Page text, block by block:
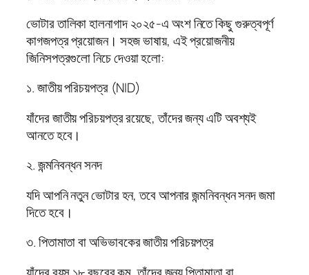
ভোটার তালিকা হালনাগাদ ২০২৫-এ অংশ নিতে কিছু গুরুত্বপূর্ণ
কাগজপত্র প্রয়োজন। সহজ ভাষায়, এই প্রয়োজনীয়
জিনিসপত্রগুলো নিচে দেওয়া হলো:
১. জাতীয় পরিচয়পত্র (NID)
যাঁদের জাতীয় পরিচয়পত্র রয়েছে, তাঁদের জন্য এটি অবশ্যই
আনতে হবে।
২. জন্মনিবন্ধন সনদ
যদি আপনি নতুন ভোটার হন, তবে আপনার জন্মনিবন্ধন সনদ জমা
দিতে হবে।
৩. পিতামাতা বা অভিভাবকের জাতীয় পরিচয়পত্র